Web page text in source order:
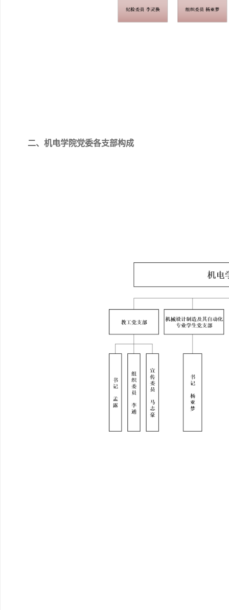
二、机电学院党委各支部构成